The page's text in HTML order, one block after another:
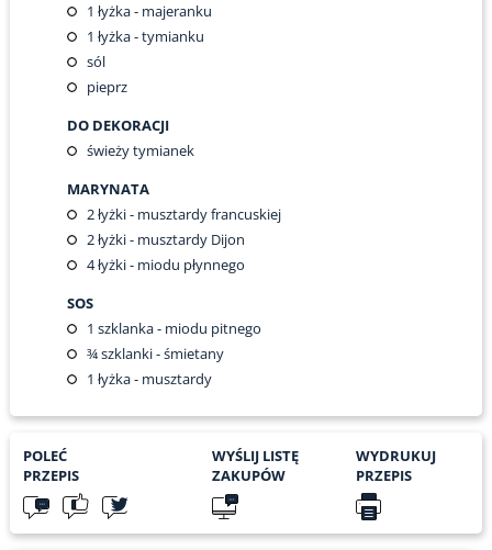
1 łyżka - majeranku
1 łyżka - tymianku
sól
pieprz
DO DEKORACJI
świeży tymianek
MARYNATA
2łyżki - musztardy francuskiej
2łyżki - musztardy Dijon
4łyżki - miodu płynnego
SOS
1 szklanka - miodu pitnego
¾szklanki - śmietany
1 łyżka - musztardy
POLEĆ
PRZEPIS
WYŚLIJ LISTĘ
ZAKUPÓW
WYDRUKUJ
PRZEPIS